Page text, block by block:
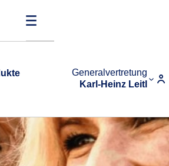
Generalvertretung
Karl-Heinz Leitl